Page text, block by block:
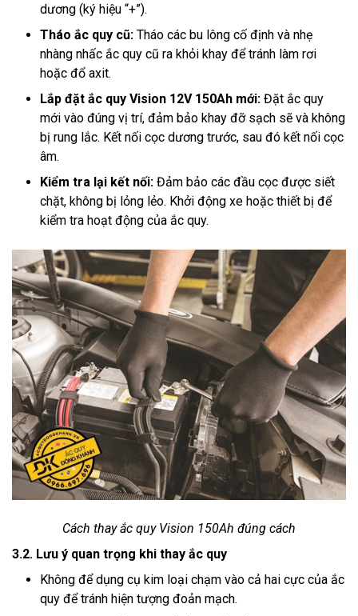
dương (ký hiệu “+”).
Tháo ắc quy cũ: Tháo các bu lông cố định và nhẹ
nhàng nhấc ắc quy cũ ra khỏi khay để tránh làm rơi
hoặc đổ axit.
Lắp đặt ắc quy Vision 12V 150Ah mới: Đặt ắc quy
mới vào đúng vị trí, đảm bảo khay đỡ sạch sẽ và không
bị rung lắc. Kết nối cọc dương trước, sau đó kết nối cọc
âm.
Kiểm tra lại kết nối: Đảm bảo các đầu cọc được siết
chặt, không bị lỏng lẻo. Khởi động xe hoặc thiết bị để
kiểm tra hoạt động của ắc quy.
Cách thay ắc quy Vision 150Ah đúng cách
3.2. Lưu ý quan trọng khi thay ắc quy
Không để dụng cụ kim loại chạm vào cả hai cực của ắc
quy để tránh hiện tượng đoản mạch.